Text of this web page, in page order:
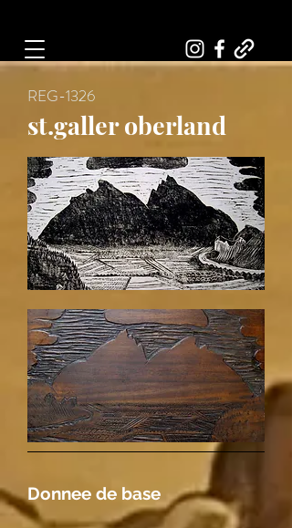
REG-1326
st.galler oberland
Donnee de base